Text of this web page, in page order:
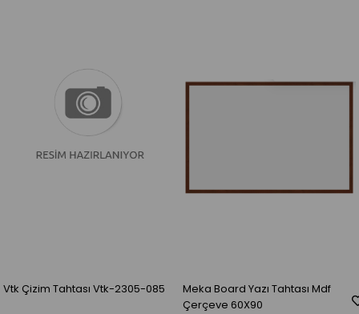
Vtk Çizim Tahtası Vtk-2305-085
Meka Board Yazı Tahtası Mdf
Çerçeve 60X90